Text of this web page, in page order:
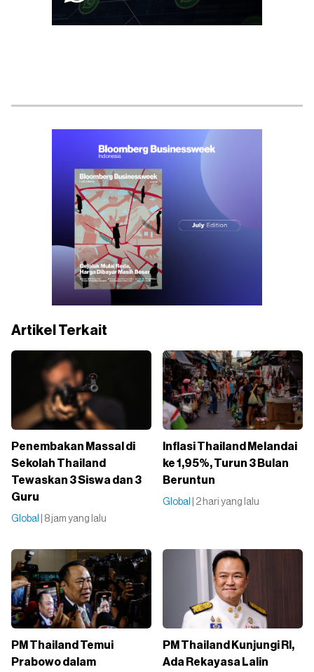
Artikel Terkait
Penembakan Massal di
Sekolah Thailand
Tewaskan 3 Siswa dan 3
Guru
Global | 8 jam yang lalu
Inflasi Thailand Melandai
ke 1,95%, Turun 3 Bulan
Beruntun
Global | 2 hari yang lalu
PM Thailand Temui
Prabowo dalam
PM Thailand Kunjungi RI,
Ada Rekayasa Lalin